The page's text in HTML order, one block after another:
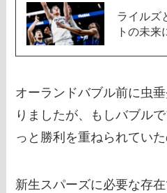
ライルズ
トの未来
オーランドバブル前に虫
りましたが、もしバブル
っと勝利を重ねられてい
新生スパーズに必要な存在